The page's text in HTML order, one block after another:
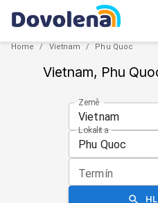
Home / Vietnam / Phu Quoc
Vietnam, Phu
Země
Vietnam
Lokalita
Phu Quoc
Termín